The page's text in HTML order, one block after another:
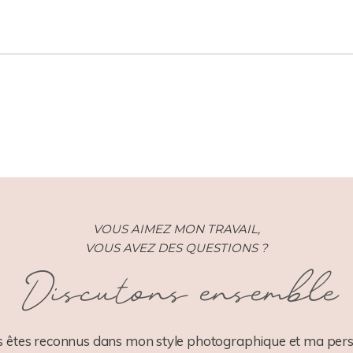
VOUS AIMEZ MON TRAVAIL,
VOUS AVEZ DES QUESTIONS ?
Discutons ensemble
êtes reconnus dans mon style photographique et ma